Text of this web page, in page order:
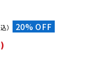
） 20% OFF